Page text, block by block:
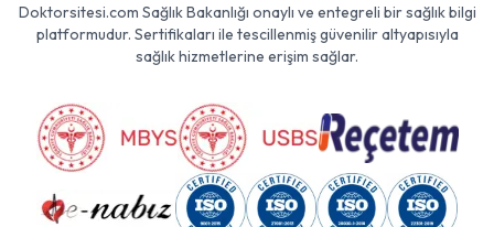
Doktorsitesi.com Sağlık Bakanlığı onaylı ve entegreli bir sağlık bilgi
platformudur. Sertifikaları ile tescillenmiş güvenilir altyapısıyla
sağlık hizmetlerine erişim sağlar.